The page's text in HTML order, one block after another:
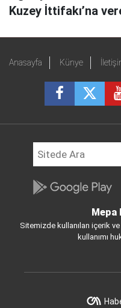
Kuzey İttifakı’na
Anasayfa Künye
Mepa
Sitemizde kullanılan içerik
kullanımı